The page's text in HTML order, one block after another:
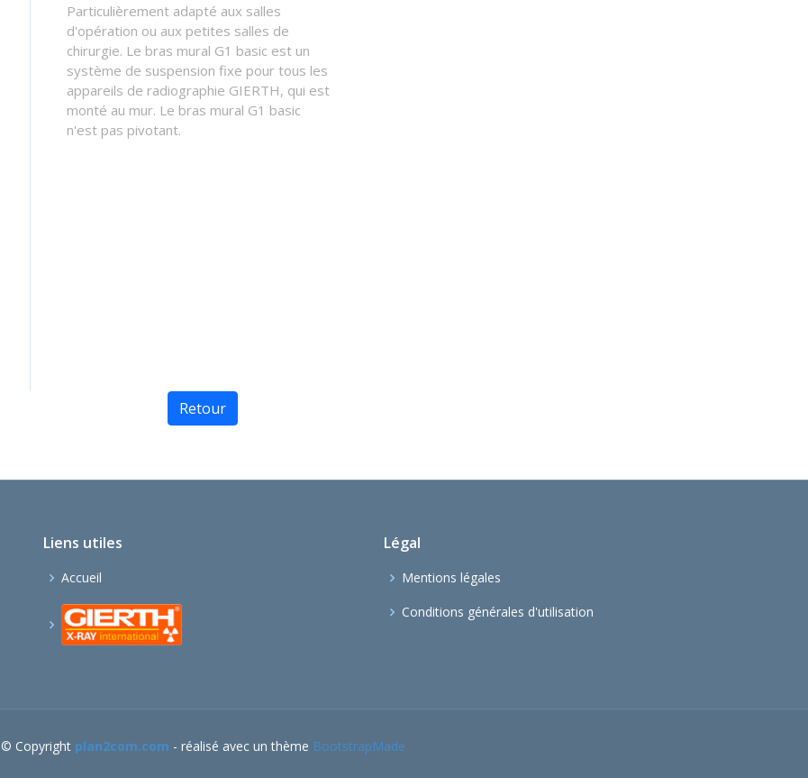
Particulièrement adapté aux salles
d'opération ou aux petites salles de
chirurgie. Le bras mural G1 basic est un
système de suspension fixe pour tous les
appareils de radiographie GIERTH, qui est
monté au mur. Le bras mural G1 basic
n'est pas pivotant.
Retour
Liens utiles
Accueil
Légal
Mentions légales
Conditions générales d'utilisation
© Copyright plan2com.com - réalisé avec un thème BootstrapMade